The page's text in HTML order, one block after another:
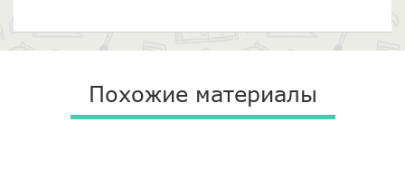
Похожие материалы